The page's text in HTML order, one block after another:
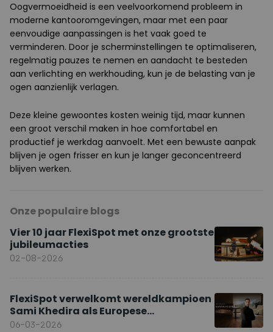
Oogvermoeidheid is een veelvoorkomend probleem in
moderne kantooromgevingen, maar met een paar
eenvoudige aanpassingen is het vaak goed te
verminderen. Door je scherminstellingen te optimaliseren,
regelmatig pauzes te nemen en aandacht te besteden
aan verlichting en werkhouding, kun je de belasting van je
ogen aanzienlijk verlagen.
Deze kleine gewoontes kosten weinig tijd, maar kunnen
een groot verschil maken in hoe comfortabel en
productief je werkdag aanvoelt. Met een bewuste aanpak
blijven je ogen frisser en kun je langer geconcentreerd
blijven werken.
Onze populaire blogs
Vier 10 jaar FlexiSpot met onze grootste
jubileumacties
02-08-2026
FlexiSpot verwelkomt wereldkampioen
Sami Khedira als Europese
merkambassadeur
06-03-2026